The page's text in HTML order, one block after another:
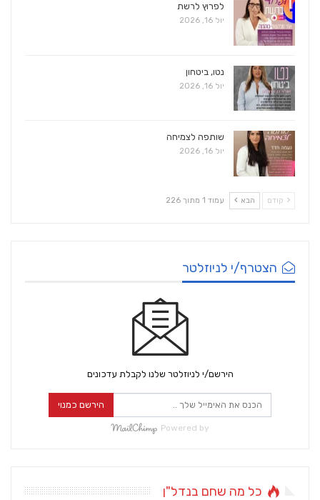
לפרוץ לרשת
יול 16, 2026
נטו, ביטחון
יול 16, 2026
שותפה לצמיחה
יול 16, 2026
קודם הבא עמוד 1 מתוך 226
הצטרף/י לניוזלטר
הירשם/י לניוזלטר שלנו לקבלת עדכונים
הירשם כמנוי
Powered by
כל מה שחם בנדל"ן